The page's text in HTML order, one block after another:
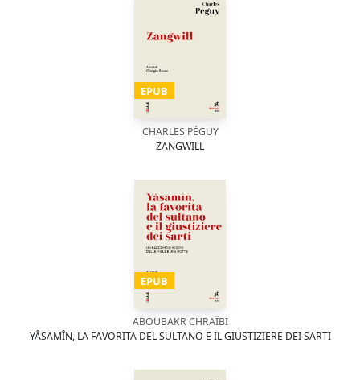
EPUB
CHARLES PÉGUY
ZANGWILL
EPUB
ABOUBAKR CHRAÏBI
YÂSAMÎN, LA FAVORITA DEL SULTANO E IL GIUSTIZIERE DEI SARTI